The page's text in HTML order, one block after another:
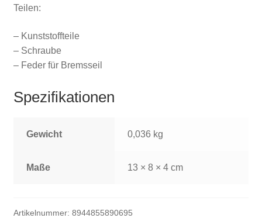
Teilen:
– Kunststoffteile
– Schraube
– Feder für Bremsseil
Spezifikationen
Gewicht 0,036 kg
Maße 13 × 8 × 4 cm
Artikelnummer: 8944855890695